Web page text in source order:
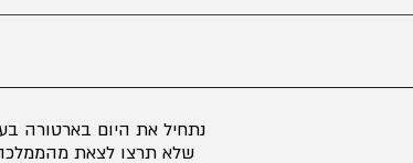
נתחיל את היום בארטורה
שלא תרצו לצאת